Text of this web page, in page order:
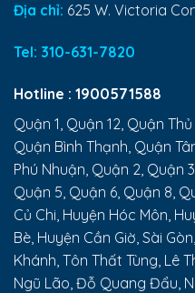
Địa chỉ: 625 W. Victoria
Tel: 310-631-7820
Hotline : 1900571588
Quận 1, Quận 12, Quận
Quận Bình Thạnh, Quận
Phú Nhuận, Quận 2, Quận
Quận 5, Quận 6, Quận 8,
Củ Chi, Huyện Hóc Môn,
Bè, Huyện Cần Giờ, Sài
Khánh, Tôn Thất Tùng, Lê
Ngũ Lão, Đỗ Quang Đẩu,